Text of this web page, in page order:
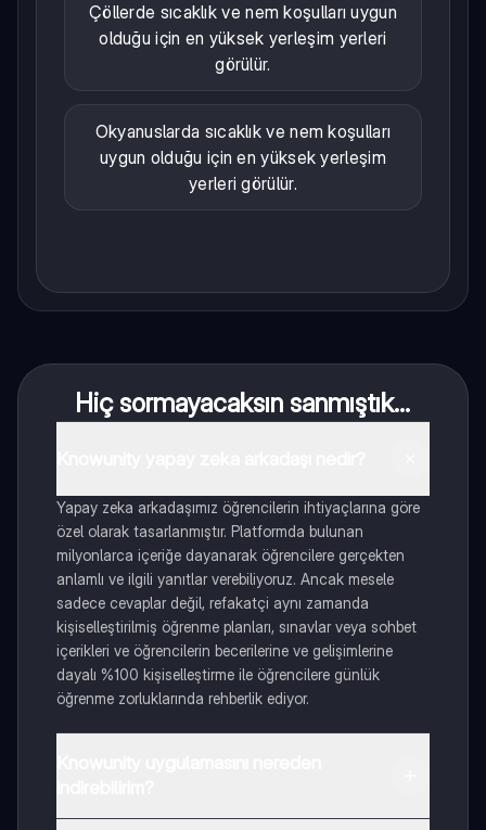
Çöllerde sıcaklık ve nem koşulları uygun
olduğu için en yüksek yerleşim yerleri
görülür.
Okyanuslarda sıcaklık ve nem koşulları
uygun olduğu için en yüksek yerleşim
yerleri görülür.
Hiç sormayacaksın sanmıştık...
Yapay zeka arkadaşımız öğrencilerin ihtiyaçlarına göre
özel olarak tasarlanmıştır. Platformda bulunan
milyonlarca içeriğe dayanarak öğrencilere gerçekten
anlamlı ve ilgili yanıtlar verebiliyoruz. Ancak mesele
sadece cevaplar değil, refakatçi aynı zamanda
kişiselleştirilmiş öğrenme planları, sınavlar veya sohbet
içerikleri ve öğrencilerin becerilerine ve gelişimlerine
dayalı %100 kişiselleştirme ile öğrencilere günlük
öğrenme zorluklarında rehberlik ediyor.